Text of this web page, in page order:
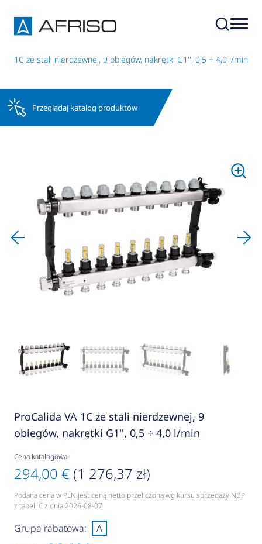
VA 1C ze stali nierdzewnej, 9 obiegów, nakrętki G1'', 0,5 ÷ 4,0 l/min
Przeglądaj katalog produktów
ProCalida VA 1C ze stali nierdzewnej, 9
obiegów, nakrętki G1'', 0,5 ÷ 4,0 l/min
Cena katalogowa
294,00 € (1 276,37 zł)
Podana cena w PLN jest ceną netto przeliczoną wg kursu sprzedaży NBP
z tabeli C z dnia 2026-08-07
Grupa rabatowa: A